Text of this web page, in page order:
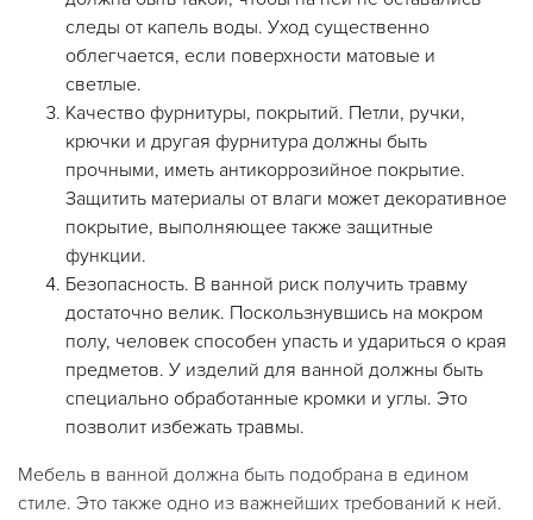
следы от капель воды. Уход существенно
облегчается, если поверхности матовые и
светлые.
Качество фурнитуры, покрытий. Петли, ручки,
крючки и другая фурнитура должны быть
прочными, иметь антикоррозийное покрытие.
Защитить материалы от влаги может декоративное
покрытие, выполняющее также защитные
функции.
Безопасность. В ванной риск получить травму
достаточно велик. Поскользнувшись на мокром
полу, человек способен упасть и удариться о края
предметов. У изделий для ванной должны быть
специально обработанные кромки и углы. Это
позволит избежать травмы.
Мебель в ванной должна быть подобрана в едином
стиле. Это также одно из важнейших требований к ней.